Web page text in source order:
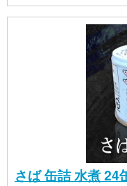
さば 缶詰 水煮 24